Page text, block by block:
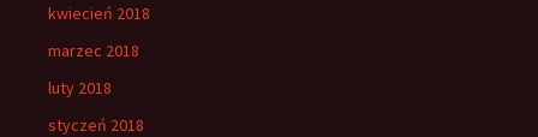
kwiecień 2018
marzec 2018
luty 2018
styczeń 2018